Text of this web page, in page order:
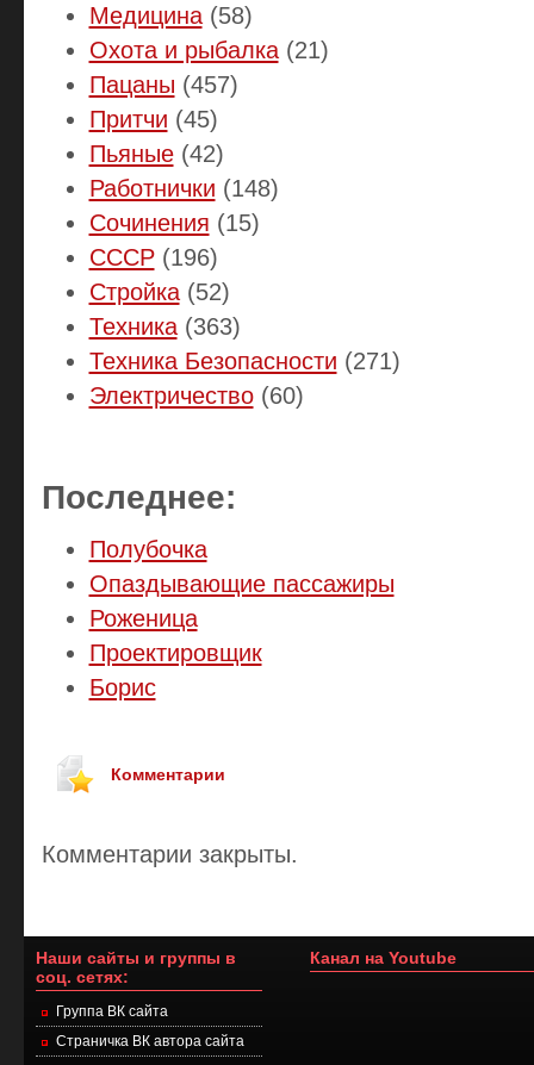
Медицина(58)
Охота и рыбалка(21)
Пацаны (457)
Притчи (45)
Пьяные(42)
Работнички (148)
Сочинения (15)
СССР(196)
Стройка(52)
Техника(363)
Техника Безопасности (271)
Электричество(60)
Последнее:
Полубочка
Опаздывающие пассажиры
Роженица
Проектировщик
Борис
Комментарии
Комментарии закрыты.
Наши сайты и группы в
соц. сетях:
Группа ВК сайта
Страничка ВК автора сайта
Канал на Youtube